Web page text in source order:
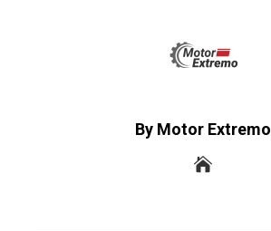
By Motor Extremo